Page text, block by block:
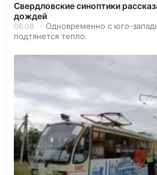
Свердловские синоптики
дождей
06.08
Одновременно с юго-
подтянется тепло.